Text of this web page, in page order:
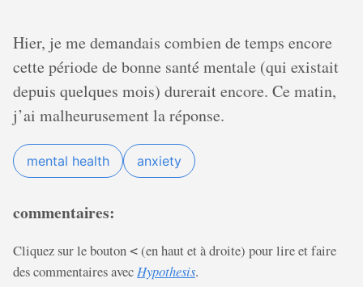
Hier, je me demandais combien de temps encore
cette période de bonne santé mentale (qui existait
depuis quelques mois) durerait encore. Ce matin,
j’ai malheurusement la réponse.
mental health anxiety
commentaires:
Cliquez sur le bouton < (en haut et à droite) pour lire et faire
des commentaires avec Hypothesis.